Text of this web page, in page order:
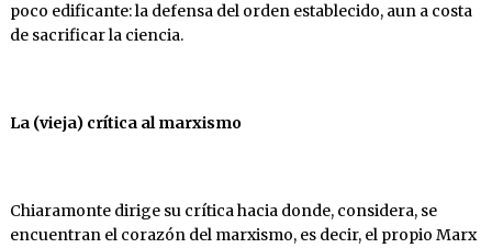
poco edificante: la defensa del orden establecido, aun a costa
de sacrificar la ciencia.
La (vieja) crítica al marxismo
Chiaramonte dirige su crítica hacia donde, considera, se
encuentran el corazón del marxismo, es decir, el propio Marx